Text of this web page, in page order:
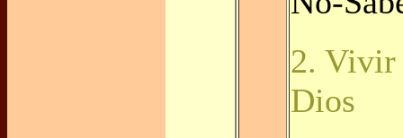
2. Vivir
Dios